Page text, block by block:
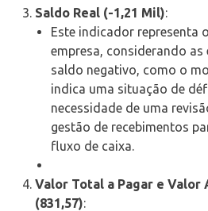
Saldo Real (-1,21 Mil):
Este indicador representa
empresa, considerando as
saldo negativo, como o
indica uma situação de
necessidade de uma
gestão de recebimentos
fluxo de caixa.
Valor Total a Pagar e Valor
(831,57):